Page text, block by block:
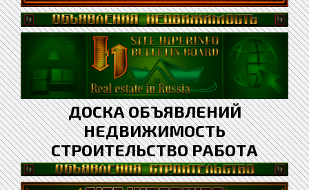
ДОСКА ОБЪЯВЛЕНИЙ
НЕДВИЖИМОСТЬ
СТРОИТЕЛЬСТВО РАБОТА